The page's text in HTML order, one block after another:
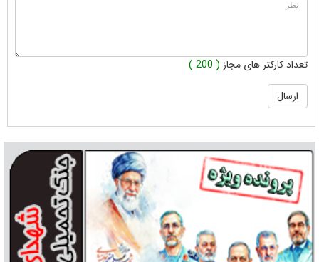
تعداد کارکتر های مجاز ( 200 )